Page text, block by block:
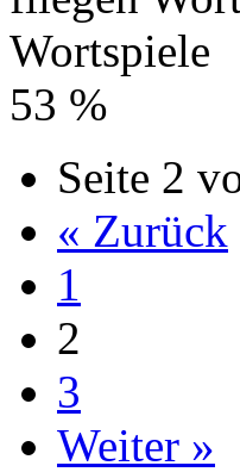
Wortspiele
53 %
Seite 2
« Zurück
1
2
3
Weiter »